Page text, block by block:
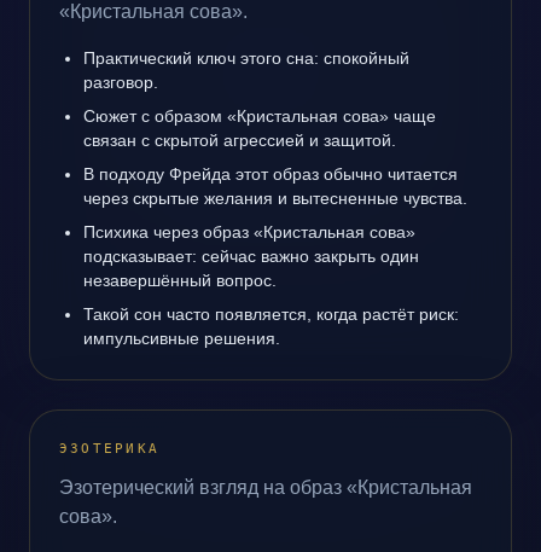
«Кристальная сова».
Практический ключ этого сна: спокойный
разговор.
Сюжет с образом «Кристальная сова» чаще
связан с скрытой агрессией и защитой.
В подходу Фрейда этот образ обычно читается
через скрытые желания и вытесненные чувства.
Психика через образ «Кристальная сова»
подсказывает: сейчас важно закрыть один
незавершённый вопрос.
Такой сон часто появляется, когда растёт риск:
импульсивные решения.
ЭЗОТЕРИКА
Эзотерический взгляд на образ «Кристальная
сова».